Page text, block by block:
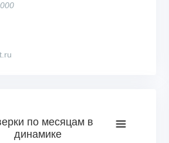
bars.
по месяцам в
динамике